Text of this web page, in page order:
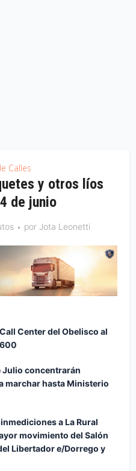
Calles
y otros líos
de junio
por Jota Leonetti
Center del Obelisco al
Julio concentrarán
marchar hasta Ministerio
a La Rural
movimiento del Salón
Libertador e/Dorrego y